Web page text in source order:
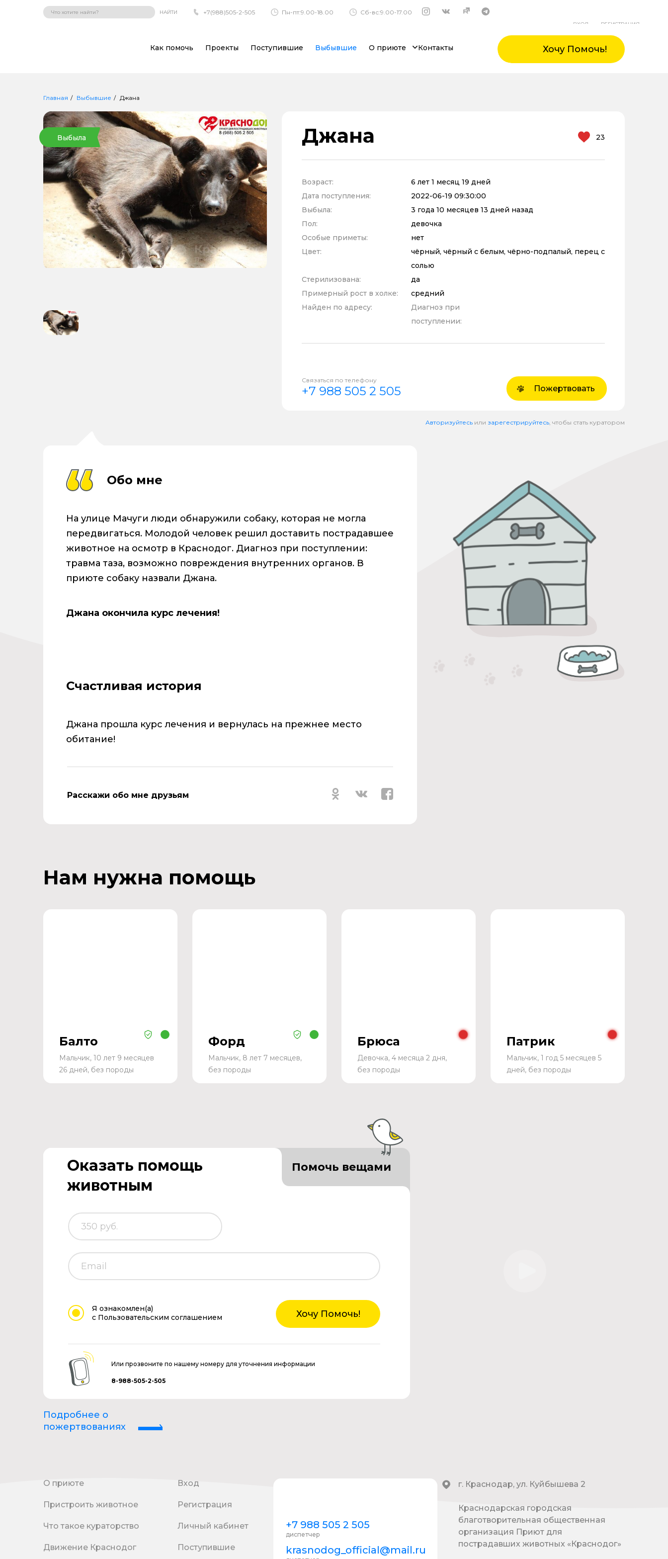
НАЙТИ +7(988)505-2-505 Пн-пт:9.00-18.00 Сб-вс:9.00-17.00
ВХОД РЕГИСТРАЦИЯ
Как помочь Проекты Поступившие Выбывшие О приюте Контакты Хочу Помочь!
Главная Выбывшие Джана
Выбыла Джана 23
Возраст:
6 лет 1 месяц 19 дней
Дата поступления:
2022-06-19 09:30:00
Выбыла:
3 года 10 месяцев 13 дней назад
Пол:
девочка
Особые приметы:
нет
Цвет:
чёрный, чёрный с белым, чёрно-подпалый, перец с
солью
Стерилизована:
да
Примерный рост в холке:
средний
Найден по адресу:
Диагноз при
поступлении:
Связаться по телефону
+7 988 505 2 505 Пожертвовать
Авторизуйтесь или зарегестрируйтесь , чтобы стать куратором
Обо мне
На улице Мачуги люди обнаружили собаку, которая не могла
передвигаться. Молодой человек решил доставить пострадавшее
животное на осмотр в Краснодог. Диагноз при поступлении:
травма таза, возможно повреждения внутренних органов. В
приюте собаку назвали Джана.
Джана окончила курс лечения!
Счастливая история
Джана прошла курс лечения и вернулась на прежнее место
обитание!
Расскажи обо мне друзьям
Нам нужна помощь
Балто
Мальчик, 10 лет 9 месяцев
26 дней, без породы
Форд
Мальчик, 8 лет 7 месяцев,
без породы
Брюса
Девочка, 4 месяца 2 дня,
без породы
Патрик
Мальчик, 1 год 5 месяцев 5
дней, без породы
Оказать помощь
животным
Помочь вещами
Я ознакомлен(а)
с Пользовательским соглашением
Хочу Помочь!
Или прозвоните по нашему номеру для уточнения информации
8-988-505-2-505
Подробнее о
пожертвованиях
О приюте
Пристроить животное
Что такое кураторство
Движение Краснодог
Вход
Регистрация
Личный кабинет
Поступившие
+7 988 505 2 505
диспетчер
krasnodog_official@mail.ru
г. Краснодар, ул. Куйбышева 2
Краснодарская городская
благотворительная общественная
организация Приют для
пострадавших животных «Краснодог»